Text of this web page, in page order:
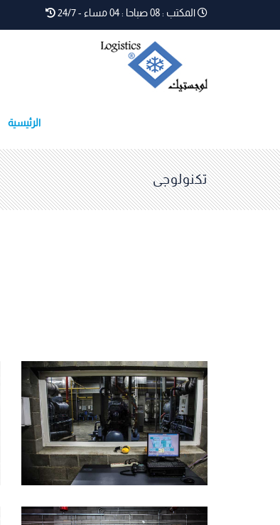
المكتب : 08 صباحا : 04 مساء - 24/7
الرئيسية
تكنولوجى